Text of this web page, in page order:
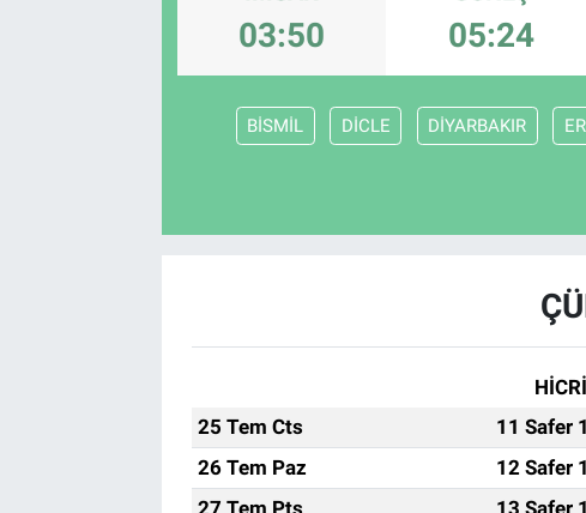
03:50 05:24
BİSMİL DİCLE DİYARBAKIR
HİCRİ
25 Tem Cts
11 Safer
26 Tem Paz
12 Safer
27 Tem Pts
13 Safer